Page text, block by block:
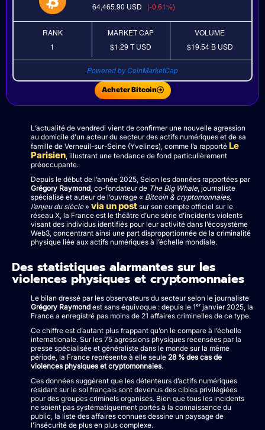
64,465.90 USD (-0.61%)
RANK
1
MARKET CAP
$1.29 TUSD
VOLUME
$19.54 B USD
Powered by CoinMarketCap
Acheter Bitcoin
L’actualité de vendredi vient de confirmer une nouvelle agression
au domicile d’un acteur du secteur des actifs numériques et de sa
famille de Verneuil-sur-Seine (Yvelines), comme l’a rapporté Le
Parisien , illustrant une tendance de fond particulièrement
préoccupante.
Depuis le début de l’année 2025, Selon les données rapportées par
Grégory Raymond , co-fondateur de The Big Whale, journaliste
spécialisé et auteur de l’ouvrage « Bitcoin & cryptomonnaies,
l’enjeu du siècle» via un post sur son compte officiel sur le
réseau X, la France est le théâtre d’une série d’incidents violents
visant des individus identifiés pour leur activité dans l’écosystème
Web3, concentrant ainsi une part disproportionnée de la criminalité
physique liée aux actifs numériques à l’échelle mondiale.
Des statistiques alarmantes sur les
violences physiques et cryptomonnaies
Le bilan dressé par les observateurs du secteur selon le journaliste
Grégory Raymond est sans équivoque : depuis le 1ᵉʳ janvier 2025, la
France a enregistré pas moins de 21 affaires criminelles de ce type.
Ce chiffre est d’autant plus frappant qu’on le compare à l’échelle
internationale. Sur les 75 agressions physiques recensées par la
presse spécialisée et généraliste dans le monde sur la même
période, la France représente à elle seule 28 % des cas de
violences physiques et cryptomonnaies.
Ces données suggèrent que les détenteurs d’actifs numériques
résidant sur le sol français sont devenus des cibles privilégiées
pour des groupes criminels organisés. Bien que tous les incidents
ne soient pas systématiquement portés à la connaissance du
public, la liste des affaires connues dessine un paysage de
l’insécurité de plus en plus complexe.